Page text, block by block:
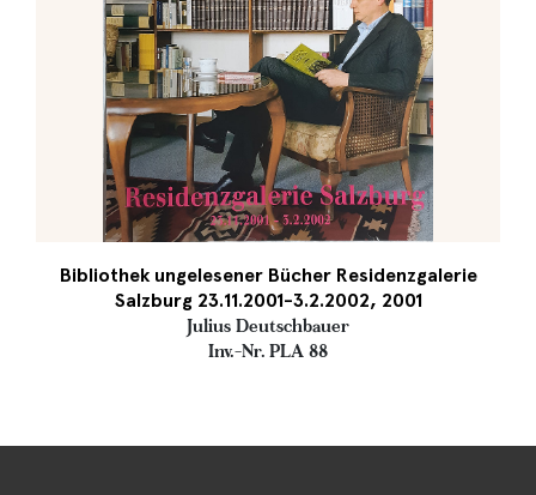
Bibliothek ungelesener Bücher Residenzgalerie
Salzburg 23.11.2001-3.2.2002, 2001
Julius Deutschbauer
Inv.-Nr. PLA 88